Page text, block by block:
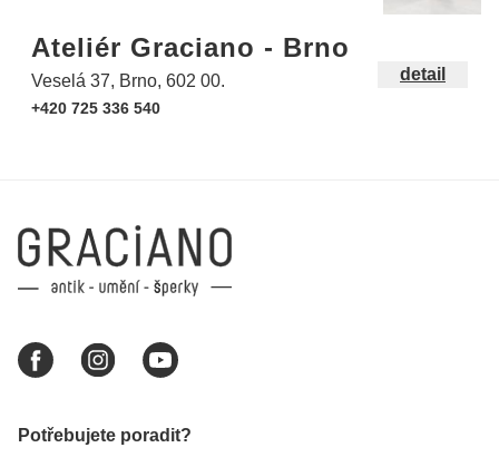
Ateliér Graciano - Brno
Veselá 37, Brno, 602 00.
+420 725 336 540
detail
Potřebujete poradit?